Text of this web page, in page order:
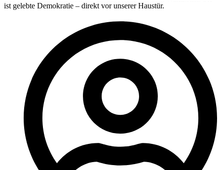
ist gelebte Demokratie – direkt vor unserer Haustür.